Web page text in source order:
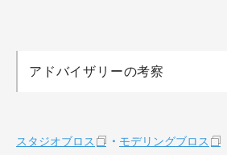
アドバイザリーの考察
スタジオブロス ・ モデリングブロス